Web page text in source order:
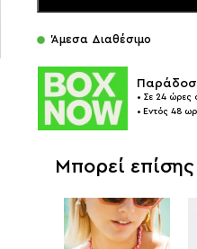
Άμεσα Διαθέσιμο
• Σε 24 ώρες
• Εντός 48
Μπορεί